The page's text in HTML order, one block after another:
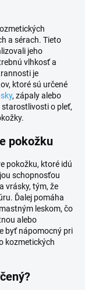
a sérach. Tieto
jeho
vlhkosť a
je
ktoré sú určené
, zápaly alebo
starostlivosti o pleť,
pokožku
pokožku, ktoré idú
schopnosťou
vrásky, tým, že
Ďalej pomáha
leskom, čo
alebo
byť nápomocný pri
kozmetických